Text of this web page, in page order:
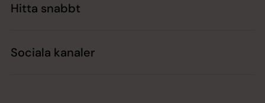
Hitta snabbt
Sociala kanaler